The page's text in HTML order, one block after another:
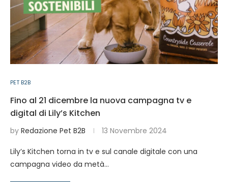
PET B2B
Fino al 21 dicembre la nuova campagna tv e
digital di Lily’s Kitchen
by Redazione Pet B2B 13 Novembre 2024
Lily’s Kitchen torna in tv e sul canale digitale con una
campagna video da metà…